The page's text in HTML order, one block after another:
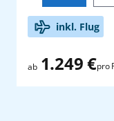
Zusatzinkl. Flug
ab 1.249 €pro